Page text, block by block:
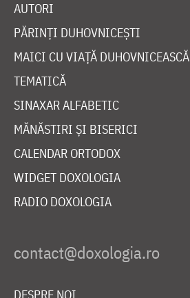
AUTORI
PĂRINȚI DUHOVNICEȘTI
MAICI CU VIAȚĂ DUHOVNICEASCĂ
TEMATICĂ
SINAXAR ALFABETIC
MĂNĂSTIRI ȘI BISERICI
CALENDAR ORTODOX
WIDGET DOXOLOGIA
RADIO DOXOLOGIA
DESPRE NOI